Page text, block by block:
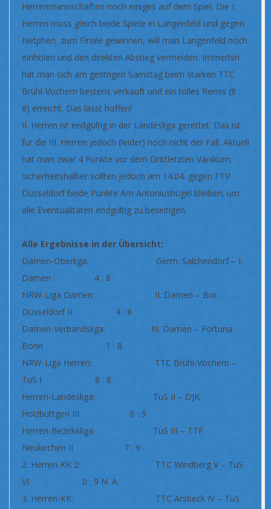
Herrenmannschaften noch einiges auf dem Spiel. Die I.
Herren muss gleich beide Spiele in Langenfeld und gegen
Netphen zum Finale gewinnen, will man Langenfeld noch
einholen und den direkten Abstieg vermeiden. Immerhin
hat man sich am gestrigen Samstag beim starken TTC
Brühl-Vochem bestens verkauft und ein tolles Remis (8 :
8) erreicht. Das lässt hoffen!
II. Herren ist endgültig in der Landesliga gerettet. Das ist
für die III. Herren jedoch (leider) noch nicht der Fall. Aktuell
hat man zwar 4 Punkte vor dem Drittletzten Vanikum;
sicherheitshalber sollten jedoch am 14.04. gegen FTV
Düsseldorf beide Punkte Am Antoniushügel bleiben, um
alle Eventualitäten endgültig zu beseitigen.
Alle Ergebnisse in der Übersicht:
Damen-Oberliga: Germ. Salchendorf – I.
Damen 4 : 8
NRW-Liga Damen: II. Damen – Bor.
Düsseldorf II 4 : 8
Damen-Verbandsliga: III. Damen – Fortuna
Bonn 1 : 8
NRW-Liga Herren: TTC Brühl-Vochem –
TuS I 8 : 8
Herren-Landesliga: TuS II – DJK
Holzbüttgen III 6 : 9
Herren-Bezirksliga: TuS III – TTF
Neukirchen II 7 : 9
2. Herren-KK 2: TTC Windberg V – TuS
VI 0 : 9 N. A.
3. Herren-KK: TTC Arsbeck IV – TuS